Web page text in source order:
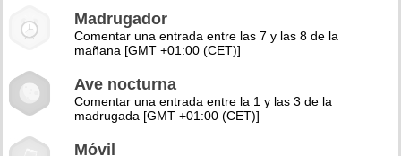
Madrugador
Comentar una entrada entre las 7 y las 8 de la
mañana [GMT +01:00 (CET)]
Ave nocturna
Comentar una entrada entre la 1 y las 3 de la
madrugada [GMT +01:00 (CET)]
Móvil